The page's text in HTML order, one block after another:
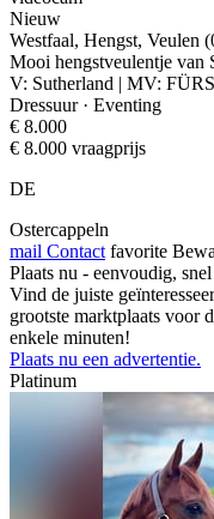
Nieuw
Westfaal, Hengst, Veulen
Mooi hengstveulentje van
V: Sutherland | MV:
Dressuur · Eventing
€ 8.000
€ 8.000 vraagprijs
DE
Ostercappeln
mail Contact favorite
Plaats nu - eenvoudig,
Vind de juiste
grootste marktplaats voor
enkele minuten!
Plaats nu een advertentie.
Platinum